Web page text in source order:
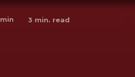
3 min. read